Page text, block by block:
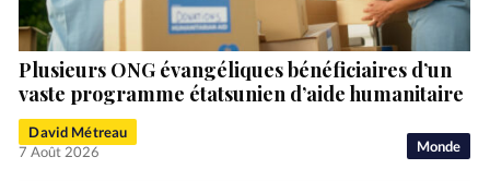
Monde
Plusieurs ONG évangéliques bénéficiaires d’un
vaste programme étatsunien d’aide humanitaire
David Métreau
7 Août 2026